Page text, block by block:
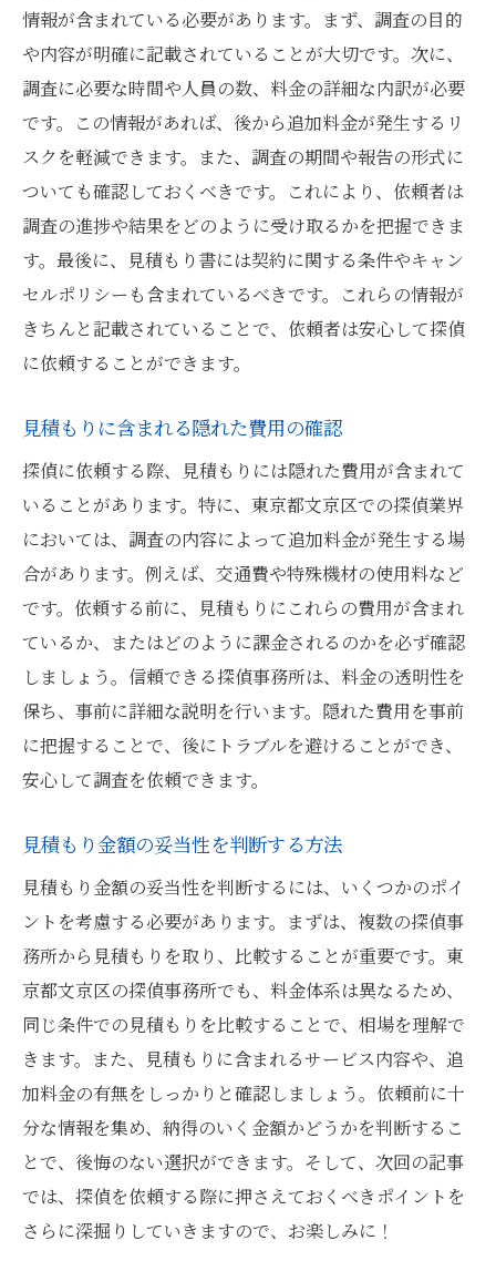
情報が含まれている必要があります。まず、調査の目的
や内容が明確に記載されていることが大切です。次に、
調査に必要な時間や人員の数、料金の詳細な内訳が必要
です。この情報があれば、後から追加料金が発生するリ
スクを軽減できます。また、調査の期間や報告の形式に
ついても確認しておくべきです。これにより、依頼者は
調査の進捗や結果をどのように受け取るかを把握できま
す。最後に、見積もり書には契約に関する条件やキャン
セルポリシーも含まれているべきです。これらの情報が
きちんと記載されていることで、依頼者は安心して探偵
に依頼することができます。
見積もりに含まれる隠れた費用の確認
探偵に依頼する際、見積もりには隠れた費用が含まれて
いることがあります。特に、東京都文京区での探偵業界
においては、調査の内容によって追加料金が発生する場
合があります。例えば、交通費や特殊機材の使用料など
です。依頼する前に、見積もりにこれらの費用が含まれ
ているか、またはどのように課金されるのかを必ず確認
しましょう。信頼できる探偵事務所は、料金の透明性を
保ち、事前に詳細な説明を行います。隠れた費用を事前
に把握することで、後にトラブルを避けることができ、
安心して調査を依頼できます。
見積もり金額の妥当性を判断する方法
見積もり金額の妥当性を判断するには、いくつかのポイ
ントを考慮する必要があります。まずは、複数の探偵事
務所から見積もりを取り、比較することが重要です。東
京都文京区の探偵事務所でも、料金体系は異なるため、
同じ条件での見積もりを比較することで、相場を理解で
きます。また、見積もりに含まれるサービス内容や、追
加料金の有無をしっかりと確認しましょう。依頼前に十
分な情報を集め、納得のいく金額かどうかを判断するこ
とで、後悔のない選択ができます。そして、次回の記事
では、探偵を依頼する際に押さえておくべきポイントを
さらに深掘りしていきますので、お楽しみに！